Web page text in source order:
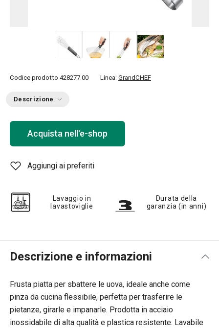
Codice prodotto 428277.00 Linea: GrandCHEF
Descrizione
Acquista nell'e-shop
Aggiungi ai preferiti
Lavaggio in
lavastoviglie
Durata della
garanzia (in anni)
Descrizione e informazioni
Frusta piatta per sbattere le uova, ideale anche come
pinza da cucina flessibile, perfetta per trasferire le
pietanze, girarle e impanarle. Prodotta in acciaio
inossidabile di alta qualità e plastica resistente. Lavabile